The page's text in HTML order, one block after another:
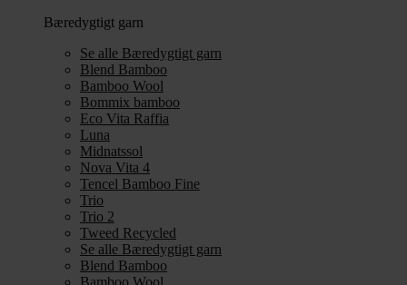
Bæredygtigt garn
Se alle Bæredygtigt garn
Blend Bamboo
Bamboo Wool
Bommix bamboo
Eco Vita Raffia
Luna
Midnatssol
Nova Vita 4
Tencel Bamboo Fine
Trio
Trio 2
Tweed Recycled
Se alle Bæredygtigt garn
Blend Bamboo
Bamboo Wool